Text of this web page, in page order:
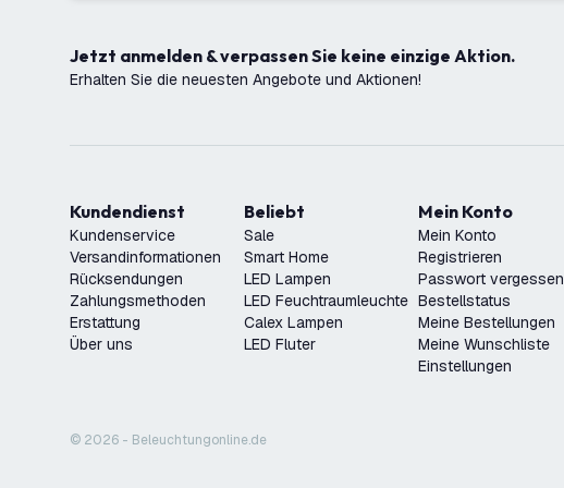
Jetzt anmelden & verpassen Sie keine einzige Aktion.
Erhalten Sie die neuesten Angebote und Aktionen!
Kundendienst
Kundenservice
Versandinformationen
Rücksendungen
Zahlungsmethoden
Erstattung
Über uns
Beliebt
Sale
Smart Home
LED Lampen
LED Feuchtraumleuchte
Calex Lampen
LED Fluter
Mein Konto
Mein Konto
Registrieren
Passwort vergessen
Bestellstatus
Meine Bestellungen
Meine Wunschliste
Einstellungen
© 2026 - Beleuchtungonline.de